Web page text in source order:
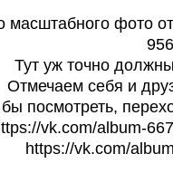
масштабного фото
Тут уж точно
Отмечаем себя и
посмотреть,
vk.com/album-
https://vk.com/